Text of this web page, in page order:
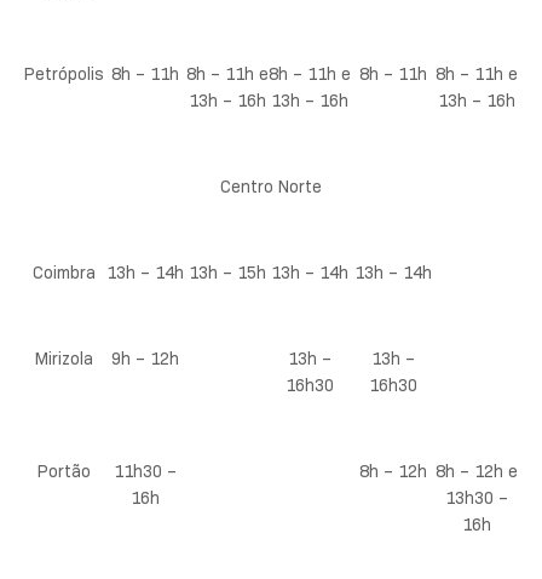
Petrópolis 8h – 11h 8h – 11h e
13h – 16h
8h – 11h e
13h – 16h
8h – 11h 8h – 11h e
13h – 16h
Centro Norte
Coimbra 13h – 14h 13h – 15h 13h – 14h 13h – 14h
Mirizola 9h – 12h
13h –
16h30
13h –
16h30
Portão
11h30 –
16h
8h – 12h 8h – 12h e
13h30 –
16h